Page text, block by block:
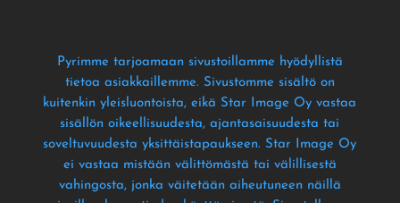
Pyrimme tarjoamaan sivustoillamme hyödyllistä
tietoa asiakkaillemme. Sivustomme sisältö on
kuitenkin yleisluontoista, eikä Star Image Oy vastaa
sisällön oikeellisuudesta, ajantasaisuudesta tai
soveltuvuudesta yksittäistapaukseen. Star Image Oy
ei vastaa mistään välittömästä tai välillisestä
vahingosta, jonka väitetään aiheutuneen näillä